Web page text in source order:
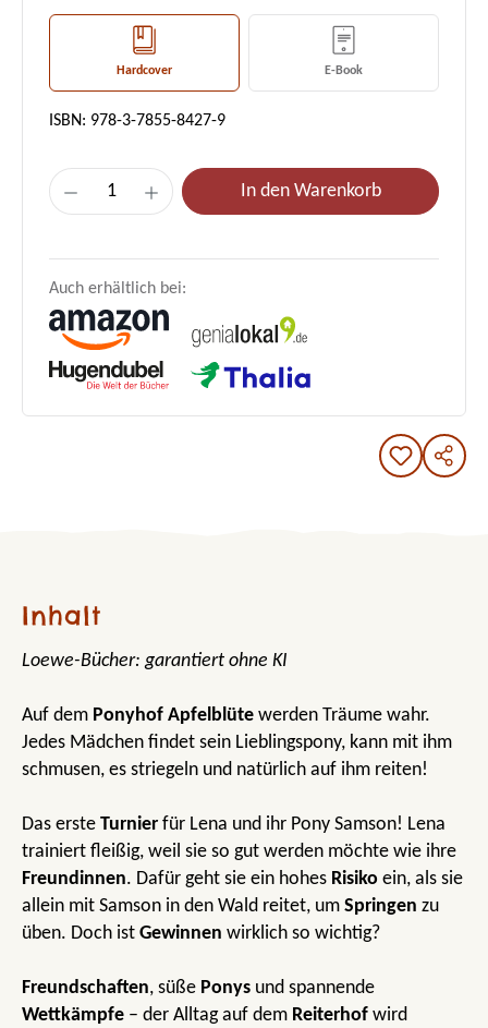
Hardcover E-Book
ISBN: 978-3-7855-8427-9
Produkt Anzahl: Gib den gewünschten
In den Warenkorb
Auch erhältlich bei:
Inhalt
Loewe-Bücher: garantiert ohne KI
Auf dem Ponyhof Apfelblüte werden Träume wahr.
Jedes Mädchen findet sein Lieblingspony, kann mit ihm
schmusen, es striegeln und natürlich auf ihm reiten!
Das erste Turnier für Lena und ihr Pony Samson! Lena
trainiert fleißig, weil sie so gut werden möchte wie ihre
Freundinnen. Dafür geht sie ein hohes Risiko ein, als sie
allein mit Samson in den Wald reitet, um Springen zu
üben. Doch ist Gewinnen wirklich so wichtig?
Freundschaften, süße Ponys und spannende
Wettkämpfe – der Alltag auf dem Reiterhof wird